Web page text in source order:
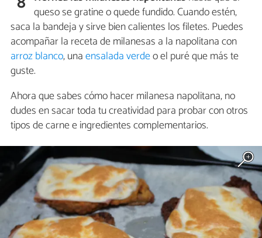
queso se gratine o quede fundido. Cuando estén,
saca la bandeja y sirve bien calientes los filetes. Puedes
acompañar la receta de milanesas a la napolitana con
arroz blanco, unaensalada verdeo el puré que más te
guste.
Ahora que sabes cómo hacer milanesa napolitana, no
dudes en sacar toda tu creatividad para probar con otros
tipos de carne e ingredientes complementarios.